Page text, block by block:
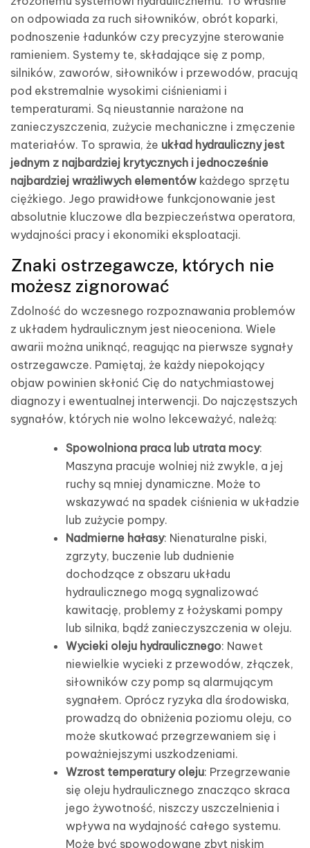
on odpowiada za ruch siłowników, obrót koparki,
podnoszenie ładunków czy precyzyjne sterowanie
ramieniem. Systemy te, składające się z pomp,
silników, zaworów, siłowników i przewodów, pracują
pod ekstremalnie wysokimi ciśnieniami i
temperaturami. Są nieustannie narażone na
zanieczyszczenia, zużycie mechaniczne i zmęczenie
materiałów. To sprawia, że układ hydrauliczny jest
jednym z najbardziej krytycznych i jednocześnie
najbardziej wrażliwych elementów każdego sprzętu
ciężkiego. Jego prawidłowe funkcjonowanie jest
absolutnie kluczowe dla bezpieczeństwa operatora,
wydajności pracy i ekonomiki eksploatacji.
Znaki ostrzegawcze, których nie
możesz zignorować
Zdolność do wczesnego rozpoznawania problemów
z układem hydraulicznym jest nieoceniona. Wiele
awarii można uniknąć, reagując na pierwsze sygnały
ostrzegawcze. Pamiętaj, że każdy niepokojący
objaw powinien skłonić Cię do natychmiastowej
diagnozy i ewentualnej interwencji. Do najczęstszych
sygnałów, których nie wolno lekceważyć, należą:
Spowolniona praca lub utrata mocy:
Maszyna pracuje wolniej niż zwykle, a jej
ruchy są mniej dynamiczne. Może to
wskazywać na spadek ciśnienia w układzie
lub zużycie pompy.
Nadmierne hałasy: Nienaturalne piski,
zgrzyty, buczenie lub dudnienie
dochodzące z obszaru układu
hydraulicznego mogą sygnalizować
kawitację, problemy z łożyskami pompy
lub silnika, bądź zanieczyszczenia w oleju.
Wycieki oleju hydraulicznego: Nawet
niewielkie wycieki z przewodów, złączek,
siłowników czy pomp są alarmującym
sygnałem. Oprócz ryzyka dla środowiska,
prowadzą do obniżenia poziomu oleju, co
może skutkować przegrzewaniem się i
poważniejszymi uszkodzeniami.
Wzrost temperatury oleju: Przegrzewanie
się oleju hydraulicznego znacząco skraca
jego żywotność, niszczy uszczelnienia i
wpływa na wydajność całego systemu.
Może być spowodowane zbyt niskim